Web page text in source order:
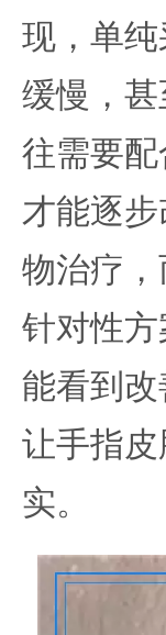
现，单
缓慢，
往需要
才能逐
物治疗
针对性
能看到
让手指
实。